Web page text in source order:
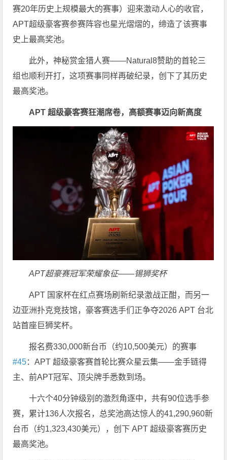
赛20年历史上规模最大的赛事）迎来激动人心的收官，
APT超级豪客赛参赛阵容也星光熠熠的，缔造了该赛事
史上最高奖池。
此外，神秘赏金猎人赛——Natural8赞助的首轮三
组也顺利开打，这项赛事同样再破纪录，创下了其历史
最高奖池。
APT 超级豪客赛狂潮席卷，高额赛事迈向新高度
APT超豪赛冠军荣耀象征——锡狮奖杯
APT 国家杯在红点赛场刷新纪录激战正酣，而另一
边亚洲扑克竞技馆，豪客赛选手们正争夺2026 APT 台北
站首座巨狮奖杯。
报名费330,000新台币（约10,500美元）的赛事
#45：APT 超级豪客赛首轮比赛众星云集——金手链得
主、前APT冠军、顶尖牌手悉数到场。
十六个40分钟级别的激烈角逐中，共有90位选手参
赛，累计136人次报名，总奖池高达惊人的41,290,960新
台币（约1,323,430美元），创下 APT 超级豪客赛历史
最高奖池。